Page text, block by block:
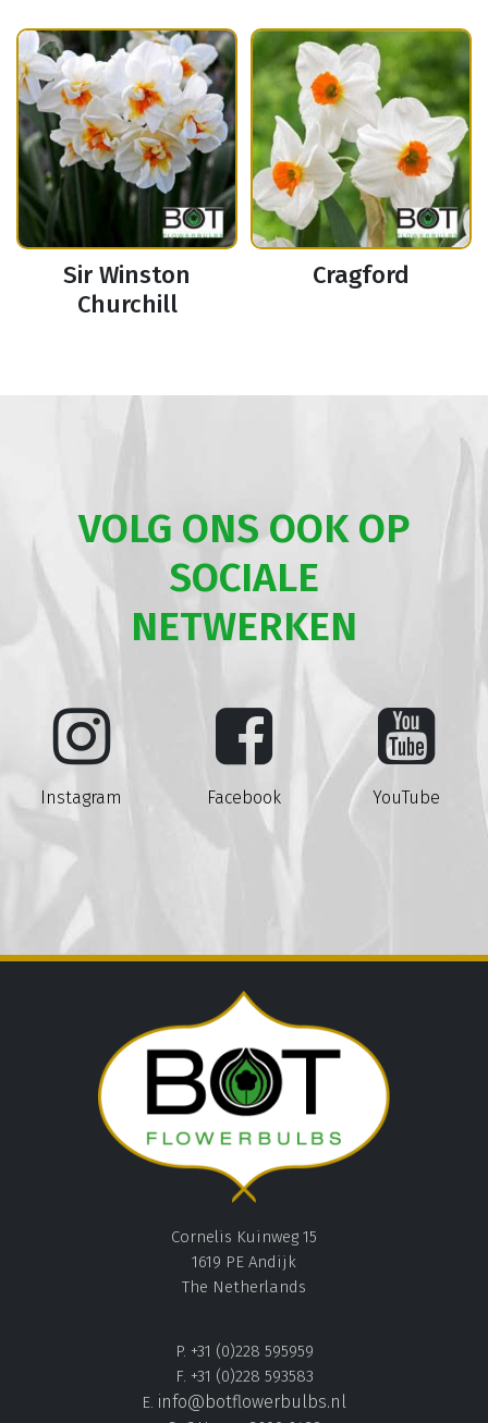
Sir Winston
Churchill
Cragford
VOLG ONS OOK OP
SOCIALE
NETWERKEN
Instagram Facebook YouTube
Cornelis Kuinweg 15
1619 PE Andijk
The Netherlands
P. +31 (0)228 595959
F. +31 (0)228 593583
E. info@botflowerbulbs.nl